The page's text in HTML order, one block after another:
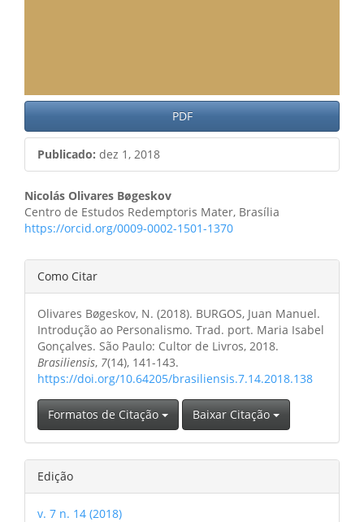
PDF
Publicado: dez 1, 2018
Conteúdo
do
artigo
principal
Nicolás Olivares Bøgeskov
Centro de Estudos Redemptoris Mater, Brasília
https://orcid.org/0009-0002-1501-1370
Detalhes
do
artigo
Como Citar
Olivares Bøgeskov, N. (2018). BURGOS, Juan Manuel.
Introdução ao Personalismo. Trad. port. Maria Isabel
Gonçalves. São Paulo: Cultor de Livros, 2018.
Brasiliensis, 7(14), 141-143.
https://doi.org/10.64205/brasiliensis.7.14.2018.138
Formatos de Citação Baixar Citação
Edição
v. 7 n. 14 (2018)